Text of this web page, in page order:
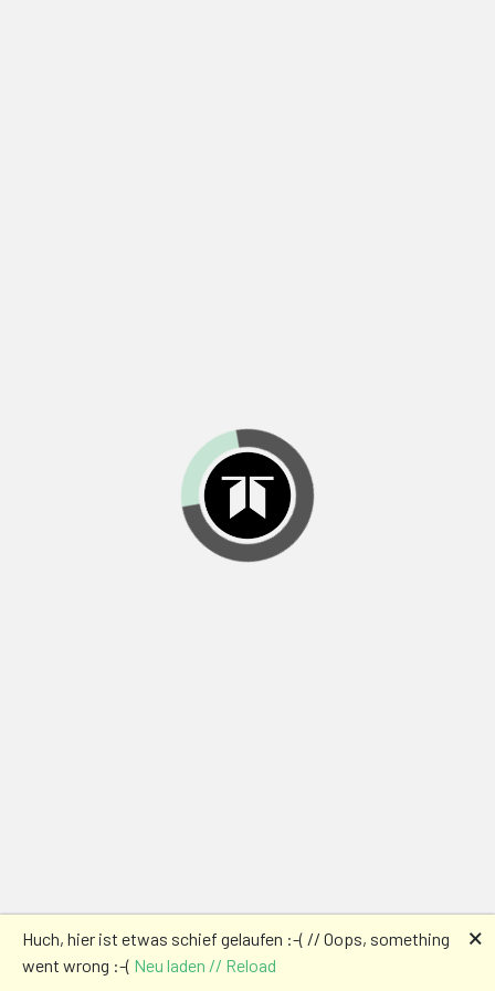
Huch, hier ist etwas schief gelaufen :-( // Oops, something
went wrong :-( Neu laden // Reload
🗙